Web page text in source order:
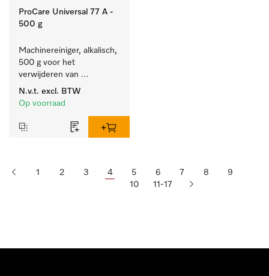
ProCare Universal 77 A -
500 g
Machinereiniger, alkalisch,
500 g voor het
verwijderen van
hardnekkige
zetmeelaanslag.
N.v.t. excl. BTW
Op voorraad
1 2 3 4 5 6 7 8
9
10
11-17